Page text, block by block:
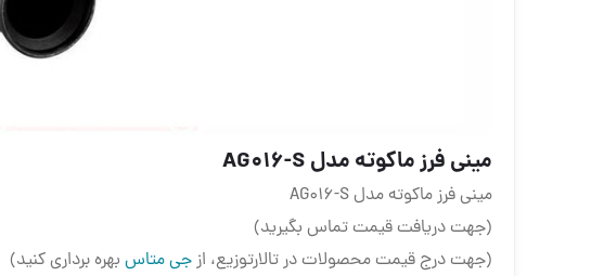
مینی فرز ماکوته مدل AG016-S
مینی فرز ماکوته مدل AG016-S
(جهت دریافت قیمت تماس بگیرید)
(جهت درج قیمت محصولات در تالارتوزیع، ازجی متاس بهره برداری کنید)